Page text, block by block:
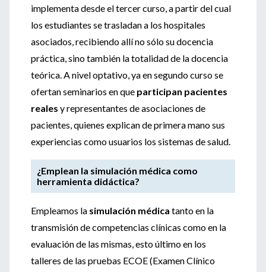
implementa desde el tercer curso, a partir del cual
los estudiantes se trasladan a los hospitales
asociados, recibiendo allí no sólo su docencia
práctica, sino también la totalidad de la docencia
teórica. A nivel optativo, ya en segundo curso se
ofertan seminarios en que participan pacientes
reales y representantes de asociaciones de
pacientes, quienes explican de primera mano sus
experiencias como usuarios los sistemas de salud.
¿Emplean la simulación médica como
herramienta didáctica?
Empleamos la simulación médica tanto en la
transmisión de competencias clínicas como en la
evaluación de las mismas, esto último en los
talleres de las pruebas ECOE (Examen Clínico